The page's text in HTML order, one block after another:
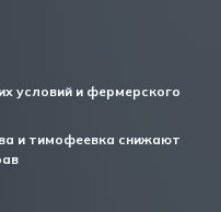
условий и фермерского
и тимофеевка снижают